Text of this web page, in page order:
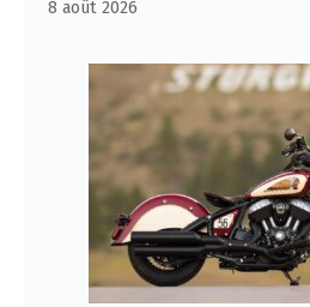
8 août 2026